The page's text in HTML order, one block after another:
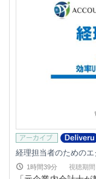
経理担当者のための
1時間39分 視聴期間